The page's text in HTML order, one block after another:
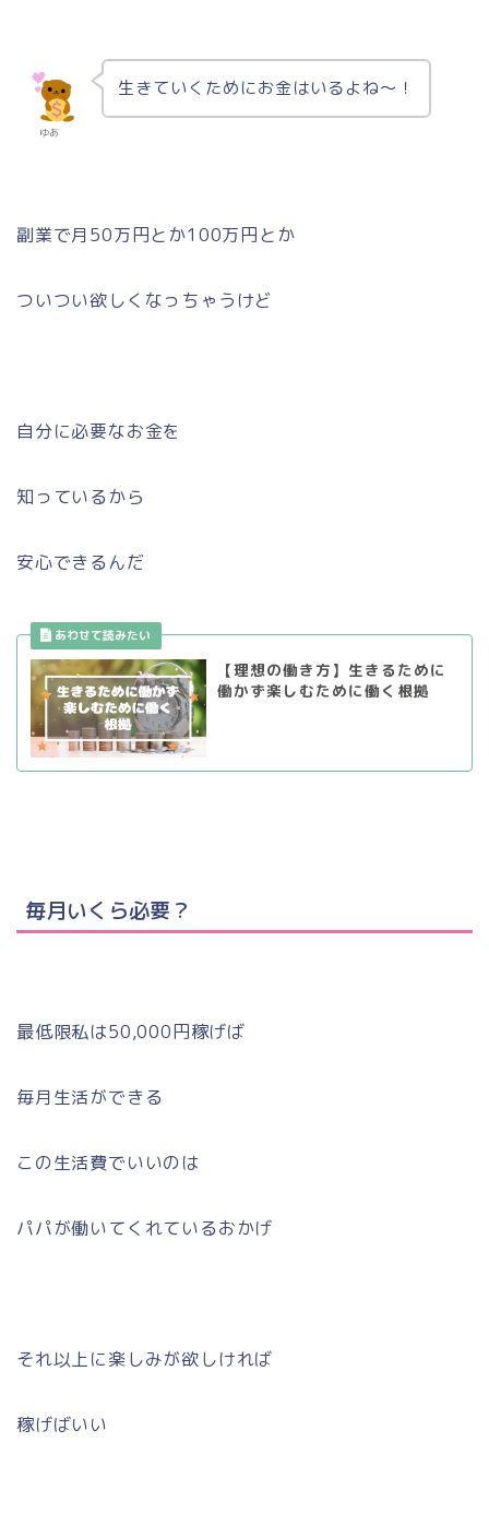
ゆあ
生きていくためにお金はいるよね〜！
副業で月50万円とか100万円とか
ついつい欲しくなっちゃうけど
自分に必要なお金を
知っているから
安心できるんだ
【理想の働き方】生きるために
働かず楽しむために働く根拠
毎月いくら必要？
最低限私は50,000円稼げば
毎月生活ができる
この生活費でいいのは
パパが働いてくれているおかげ
それ以上に楽しみが欲しければ
稼げばいい